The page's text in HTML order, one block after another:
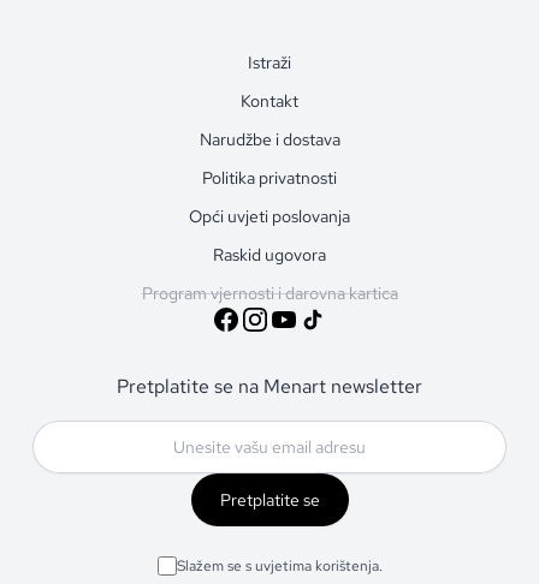
Istraži
Kontakt
Narudžbe i dostava
Politika privatnosti
Opći uvjeti poslovanja
Raskid ugovora
Program vjernosti i darovna kartica
Pretplatite se na Menart newsletter
Pretplatite se
Slažem se s uvjetima korištenja.